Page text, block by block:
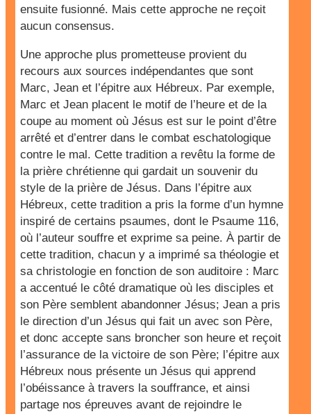
ensuite fusionné. Mais cette approche ne reçoit
aucun consensus.
Une approche plus prometteuse provient du
recours aux sources indépendantes que sont
Marc, Jean et l’épitre aux Hébreux. Par exemple,
Marc et Jean placent le motif de l’heure et de la
coupe au moment où Jésus est sur le point d’être
arrêté et d’entrer dans le combat eschatologique
contre le mal. Cette tradition a revêtu la forme de
la prière chrétienne qui gardait un souvenir du
style de la prière de Jésus. Dans l’épitre aux
Hébreux, cette tradition a pris la forme d’un hymne
inspiré de certains psaumes, dont le Psaume 116,
où l’auteur souffre et exprime sa peine. À partir de
cette tradition, chacun y a imprimé sa théologie et
sa christologie en fonction de son auditoire : Marc
a accentué le côté dramatique où les disciples et
son Père semblent abandonner Jésus; Jean a pris
le direction d’un Jésus qui fait un avec son Père,
et donc accepte sans broncher son heure et reçoit
l’assurance de la victoire de son Père; l’épitre aux
Hébreux nous présente un Jésus qui apprend
l’obéissance à travers la souffrance, et ainsi
partage nos épreuves avant de rejoindre le